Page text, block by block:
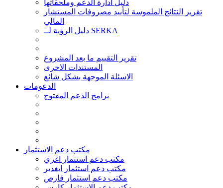
دليل ادارة الدعم وملحقاتها
تقرير النتائج الملموسة لتأييد مصروفات المستشار
المالي
دليل الرؤية لــ SERKA
تقرير التقييم ما بعد المشروع
المستندات الاخرى
الاسئلة الموجهة بشكل شائع
الدعومات
برامج الدعم المفتوح
مكتب دعم الاستثمار
مكتب دعم استثمار اغري
مكتب دعم استثمار ايغدير
مكتب دعم استثمار قارص